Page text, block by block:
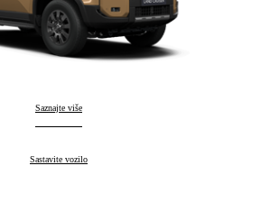
Land Cruiser
Saznajte više
Land Cruiser:
Sastavite vozilo